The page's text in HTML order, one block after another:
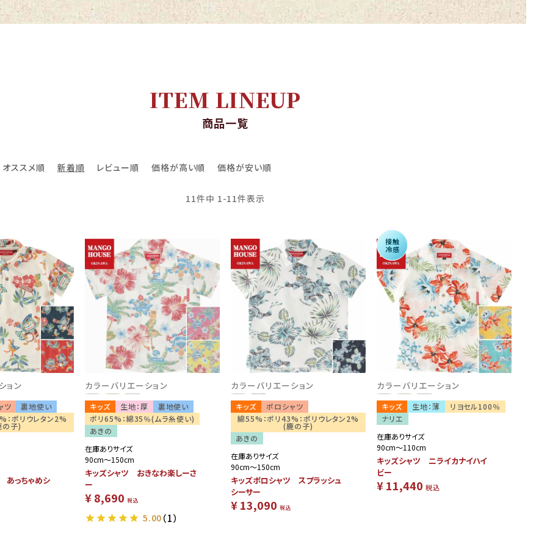
ITEM LINEUP
商品一覧
オススメ順 新着順 レビュー順 価格が高い順 価格が安い順
11件中 1-11件表示
ョン
ツ
裏地使い
：ポリウレタン2%
の子)
あっちゃめシ
カラーバリエーション
キッズ 生地：厚
裏地使い
ポリ65%：綿35％(ムラ糸使い)
あきの
在庫ありサイズ
90cm～150cm
キッズシャツ おきなわ楽しーさ
ー
¥8,690 税込
5.00 （1）
カラーバリエーション
キッズ
ポロシャツ
綿55%：ポリ43%：ポリウレタン2%
(鹿の子)
あきの
在庫ありサイズ
90cm～150cm
キッズポロシャツ スプラッシュ
シーサー
¥13,090 税込
カラーバリエーション
キッズ 生地：薄
リヨセル100％
ナリエ
接触
冷感
残りわず
か
在庫ありサイズ
90cm～110cm
キッズシャツ ニライカナイハイ
ビー
¥11,440 税込